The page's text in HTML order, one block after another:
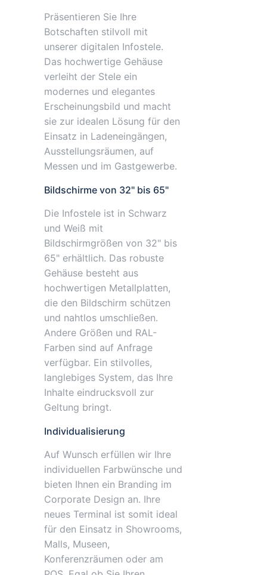
Präsentieren Sie Ihre
Botschaften stilvoll mit
unserer digitalen Infostele.
Das hochwertige Gehäuse
verleiht der Stele ein
modernes und elegantes
Erscheinungsbild und macht
sie zur idealen Lösung für den
Einsatz in Ladeneingängen,
Ausstellungsräumen, auf
Messen und im Gastgewerbe.
Bildschirme von 32" bis 65"
Die Infostele ist in Schwarz
und Weiß mit
Bildschirmgrößen von 32" bis
65" erhältlich. Das robuste
Gehäuse besteht aus
hochwertigen Metallplatten,
die den Bildschirm schützen
und nahtlos umschließen.
Andere Größen und RAL-
Farben sind auf Anfrage
verfügbar. Ein stilvolles,
langlebiges System, das Ihre
Inhalte eindrucksvoll zur
Geltung bringt.
Individualisierung
Auf Wunsch erfüllen wir Ihre
individuellen Farbwünsche und
bieten Ihnen ein Branding im
Corporate Design an. Ihre
neues Terminal ist somit ideal
für den Einsatz in Showrooms,
Malls, Museen,
Konferenzräumen oder am